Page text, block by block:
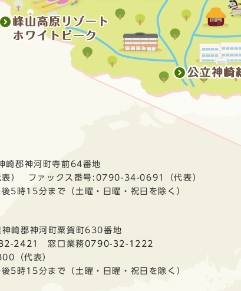
郡神河町寺前64番地
表） ファックス番号:0790-34-0691（代表）
5時15分まで（土曜・日曜・祝日を除く）
崎郡神河町粟賀町630番地
2421 窓口業務0790-32-1222
（代表）
5時15分まで（土曜・日曜・祝日を除く）